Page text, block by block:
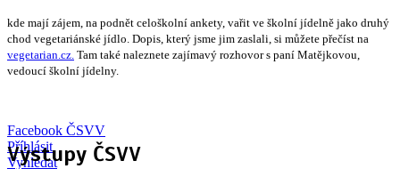
kde mají zájem, na podnět celoškolní ankety, vařit ve školní jídelně jako druhý
chod vegetariánské jídlo. Dopis, který jsme jim zaslali, si můžete přečíst na
vegetarian.cz. Tam také naleznete zajímavý rozhovor s paní Matějkovou,
vedoucí školní jídelny.
Výstupy ČSVV
Facebook ČSVV
Příhlásit
Vyhledat